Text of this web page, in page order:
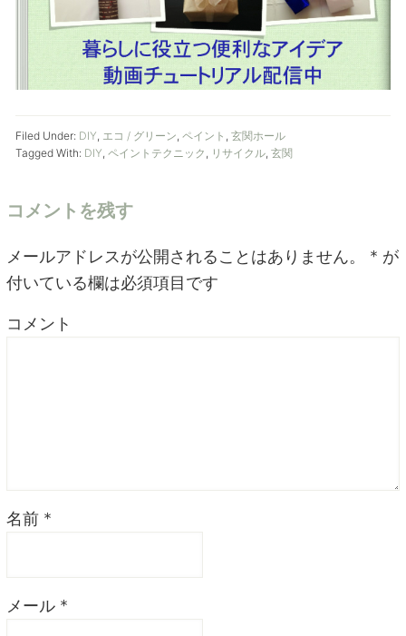
Filed Under: DIY, エコ / グリーン, ペイント , 玄関ホール
Tagged With: DIY, ペイントテクニック , リサイクル, 玄関
コメントを残す
メールアドレスが公開されることはありません。 * が
付いている欄は必須項目です
コメント
名前 *
メール *